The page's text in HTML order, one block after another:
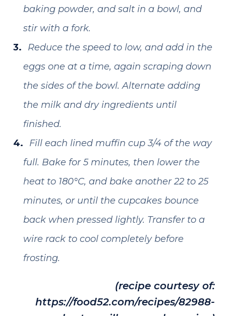
baking powder, and salt in a bowl, and
stir with a fork.
Reduce the speed to low, and add in the
eggs one at a time, again scraping down
the sides of the bowl. Alternate adding
the milk and dry ingredients until
finished.
Fill each lined muffin cup 3/4 of the way
full. Bake for 5 minutes, then lower the
heat to 180°C, and bake another 22 to 25
minutes, or until the cupcakes bounce
back when pressed lightly. Transfer to a
wire rack to cool completely before
frosting.
(recipe courtesy of:
https://food52.com/recipes/82988-